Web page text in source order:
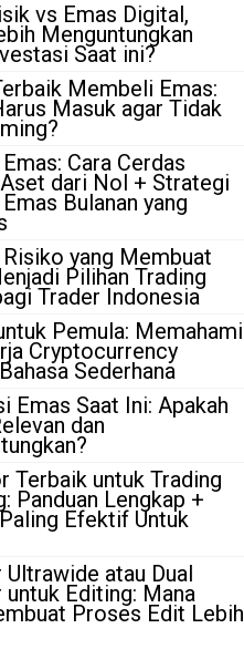
vs Emas Digital,
Menguntungkan
Saat ini?
Membeli Emas:
Masuk agar Tidak
Cara Cerdas
Aset dari Nol + Strategi
Bulanan yang
Risiko yang Membuat
Pilihan Trading
Trader Indonesia
Pemula: Memahami
Cryptocurrency
Sederhana
Emas Saat Ini: Apakah
dan
Terbaik untuk Trading
Panduan Lengkap +
Efektif Untuk
atau Dual
Editing: Mana
Proses Edit Lebih